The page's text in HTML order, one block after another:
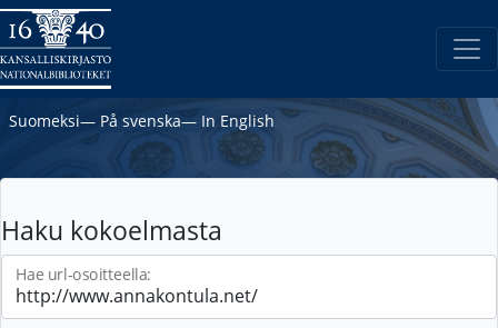
Suomeksi― På svenska― In English
Haku kokoelmasta
Hae url-osoitteella: